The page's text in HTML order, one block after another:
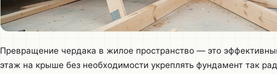
Превращение чердака в жилое пространство — это
этаж на крыше без необходимости укреплять фундамент так